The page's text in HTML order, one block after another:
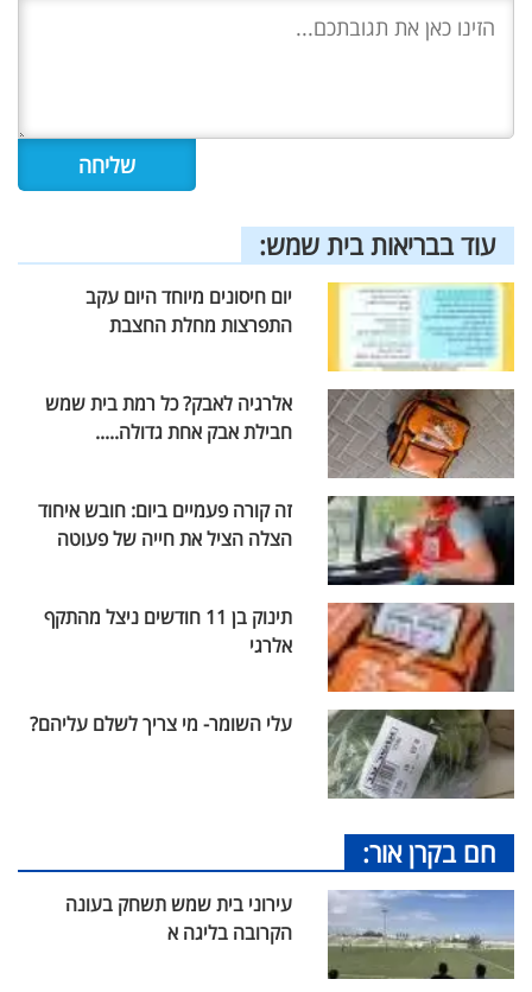
עוד בבריאות בית שמש:
יום חיסונים מיוחד היום עקב
התפרצות מחלת החצבת
אלרגיה לאבק? כל רמת בית שמש
חבילת אבק אחת גדולה.....
זה קורה פעמיים ביום: חובש איחוד
הצלה הציל את חייה של פעוטה
תינוק בן 11 חודשים ניצל מהתקף
אלרגי
עלי השומר- מי צריך לשלם עליהם?
חם בקרן אור:
עירוני בית שמש תשחק בעונה
הקרובה בליגה א